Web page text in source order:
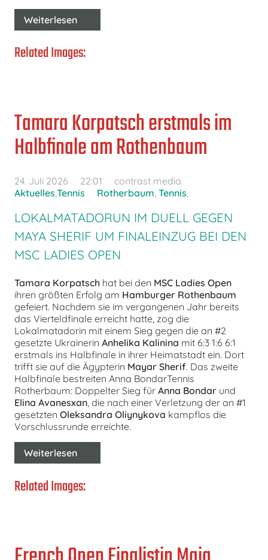
Weiterlesen
Related Images:
Tamara Korpatsch erstmals im
Halbfinale am Rothenbaum
24. Juli 2026 22:01
contrast media
Aktuelles,Tennis Rotherbaum, Tennis,
LOKALMATADORUN IM DUELL GEGEN
MAYA SHERIF UM FINALEINZUG BEI DEN
MSC LADIES OPEN
Tamara Korpatsch hat bei den MSC Ladies Open
ihren größten Erfolg am Hamburger Rothenbaum
gefeiert. Nachdem sie im vergangenen Jahr bereits
das Vierteldfinale erreicht hatte, zog die
Lokalmatadorin mit einem Sieg gegen die an #2
gesetzte Ukrainerin Anhelika Kalinina mit 6:3 1:6 6:1
erstmals ins Halbfinale in ihrer Heimatstadt ein. Dort
trifft sie auf die Ägypterin Mayar Sherif. Das zweite
Halbfinale bestreiten Anna BondarTennis
Rotherbaum: Doppelter Sieg für Anna Bondar und
Elina Avanesxan , die nach einer Verletzung der an #1
gesetzten Oleksandra Oliynykova kampflos die
Vorschlussrunde erreichte.
Weiterlesen
Related Images: